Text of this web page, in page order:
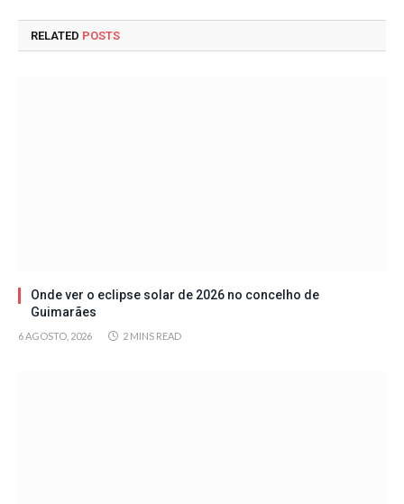
RELATED POSTS
Onde ver o eclipse solar de 2026 no concelho de
Guimarães
6 AGOSTO, 2026 2 MINS READ